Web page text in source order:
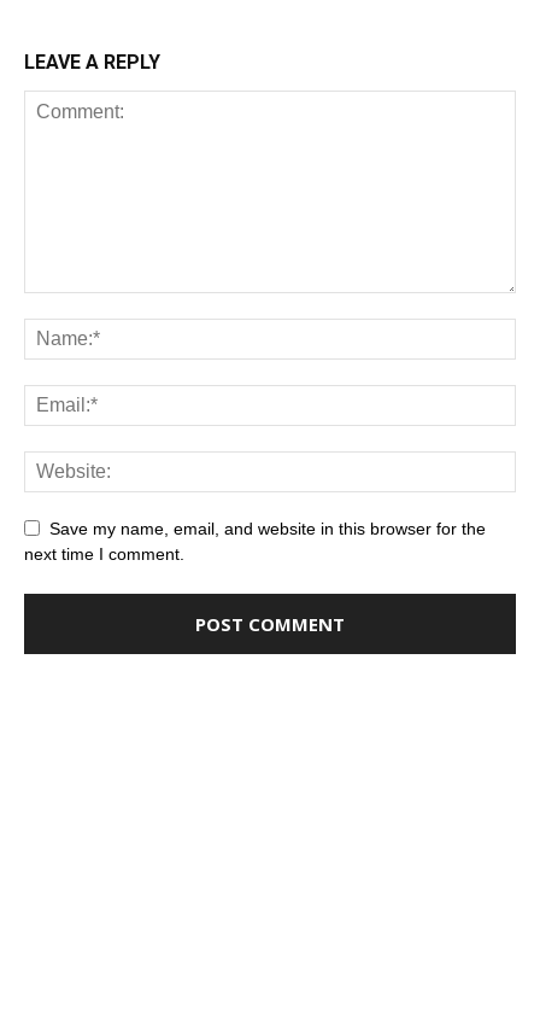
LEAVE A REPLY
Save my name, email, and website in this browser for the
next time I comment.